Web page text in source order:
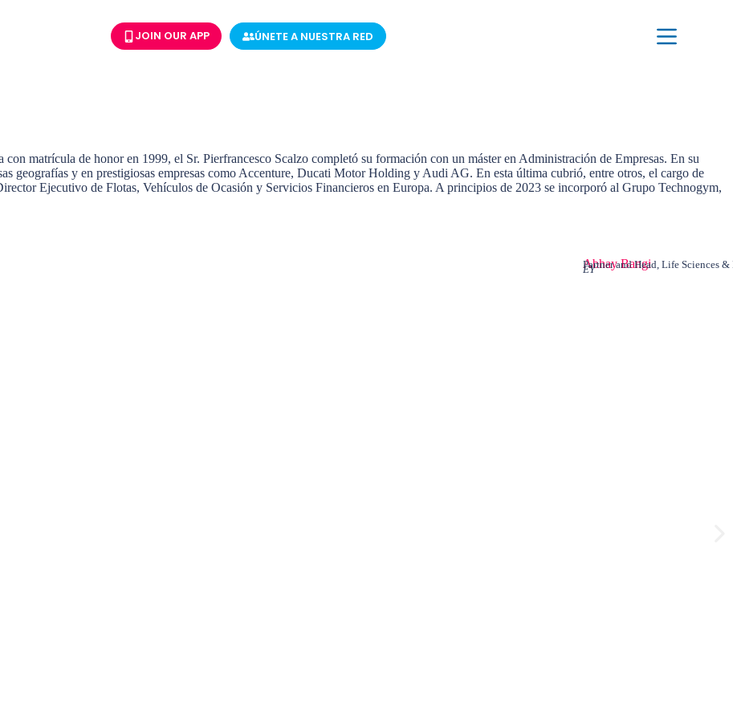
JOIN OUR APP ÚNETE A NUESTRA RED
matrícula de honor en 1999, el Sr. Pierfrancesco Scalzo completó su formación con un máster en Administración de Empresas. En su
geografías y en prestigiosas empresas como Accenture, Ducati Motor Holding y Audi AG. En esta última cubrió, entre otros, el cargo de
Ejecutivo de Flotas, Vehículos de Ocasión y Servicios Financieros en Europa. A principios de 2023 se incorporó al Grupo Technogym,
Abhay Bangi
Partner and Head, Life Sciences
EY